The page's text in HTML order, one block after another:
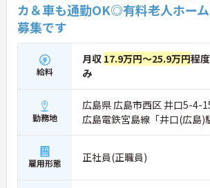
カ＆車も通勤OK◎有料老人ホー
募集です
給料
月収 17.9万円～25.9万円程
み
勤務地
広島県 広島市西区 井口5-4-
広島電鉄宮島線「井口(広島)
雇用形態 正社員(正職員)